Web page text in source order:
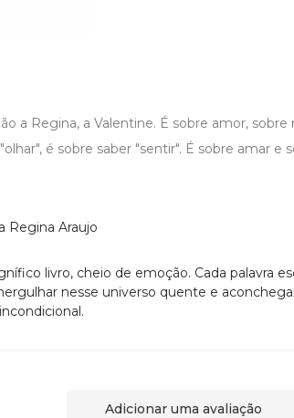
a Regina, a Valentine. É sobre amor,
é sobre saber "sentir". É sobre amar e
Regina Araujo
livro, cheio de emoção. Cada palavra
nesse universo quente e
Adicionar uma avaliação